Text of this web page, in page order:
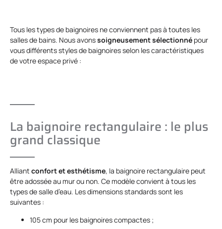
Tous les types de baignoires ne conviennent pas à toutes les
salles de bains. Nous avonssoigneusement sélectionné pour
vous différents styles de baignoires selon les caractéristiques
de votre espace privé :
La baignoire rectangulaire : le plus
grand classique
Alliant confort et esthétisme, la baignoire rectangulaire peut
être adossée au mur ou non. Ce modèle convient à tous les
types de salle d’eau. Les dimensions standards sont les
suivantes :
105 cm pour les baignoires compactes ;